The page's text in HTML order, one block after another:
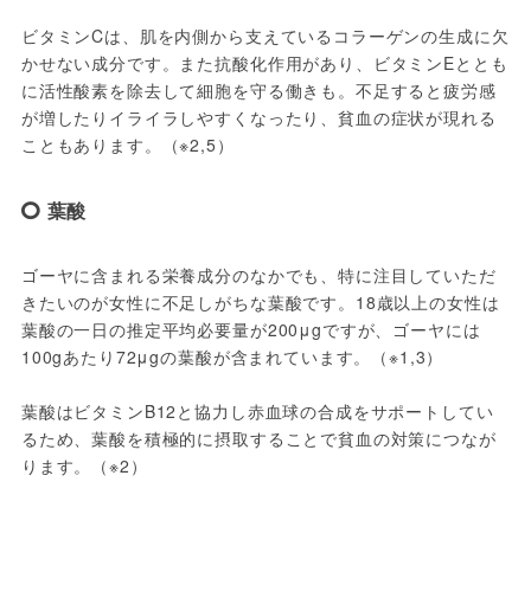
ビタミンCは、肌を内側から支えているコラーゲンの生成に欠
かせない成分です。また抗酸化作用があり、ビタミンEととも
に活性酸素を除去して細胞を守る働きも。不足すると疲労感
が増したりイライラしやすくなったり、貧血の症状が現れる
こともあります。（※2,5）
葉酸
ゴーヤに含まれる栄養成分のなかでも、特に注目していただ
きたいのが女性に不足しがちな葉酸です。18歳以上の女性は
葉酸の一日の推定平均必要量が200μgですが、ゴーヤには
100gあたり72μgの葉酸が含まれています。（※1,3）
葉酸はビタミンB12と協力し赤血球の合成をサポートしてい
るため、葉酸を積極的に摂取することで貧血の対策につなが
ります。（※2）